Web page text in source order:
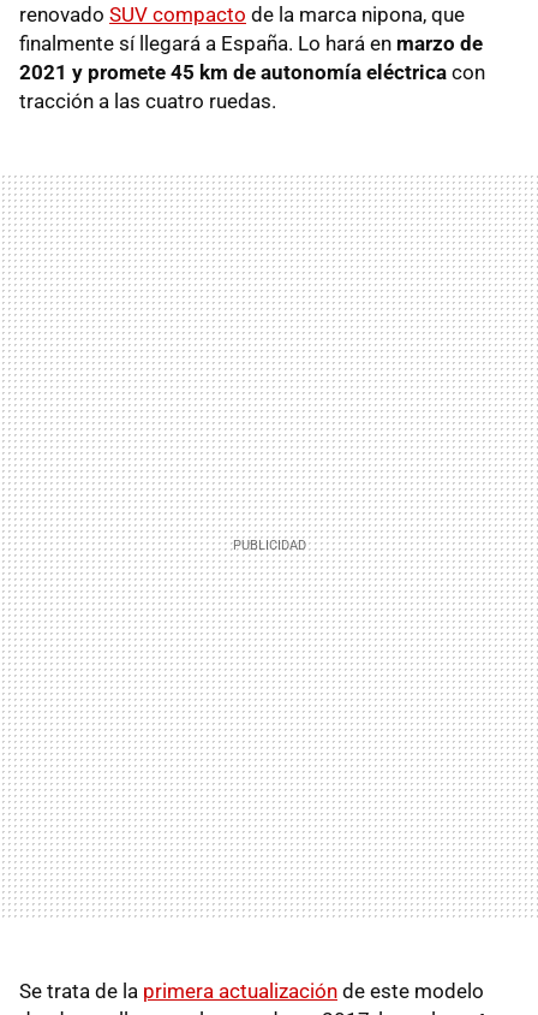
renovado SUV compacto de la marca nipona, que
finalmente sí llegará a España. Lo hará en marzo de
2021 y promete 45 km de autonomía eléctrica con
tracción a las cuatro ruedas.
Se trata de la primera actualización de este modelo